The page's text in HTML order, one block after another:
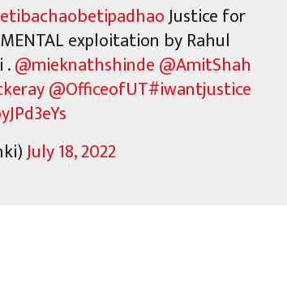
Justice for
exploitation by Rahul
.@mieknathshinde@AmitShah
@OfficeofUT#iwantjustice
July 18, 2022